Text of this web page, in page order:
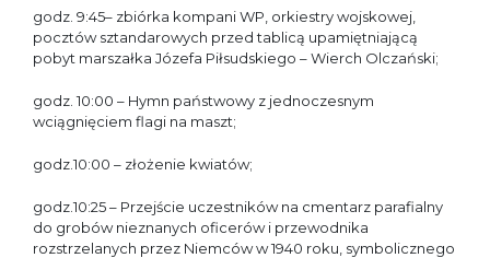
godz. 9:45– zbiórka kompani WP, orkiestry wojskowej,
pocztów sztandarowych przed tablicą upamiętniającą
pobyt marszałka Józefa Piłsudskiego – Wierch Olczański;
godz. 10:00 – Hymn państwowy z jednoczesnym
wciągnięciem flagi na maszt;
godz.10:00 – złożenie kwiatów;
godz.10:25 – Przejście uczestników na cmentarz parafialny
do grobów nieznanych oficerów i przewodnika
rozstrzelanych przez Niemców w 1940 roku, symbolicznego